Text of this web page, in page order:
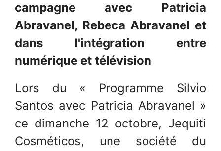
campagne avec Patricia
Abravanel, Rebeca Abravanel et
dans l'intégration entre
numérique et télévision
Lors du « Programme Silvio
Santos avec Patricia Abravanel »
ce dimanche 12 octobre, Jequiti
Cosméticos, une société du